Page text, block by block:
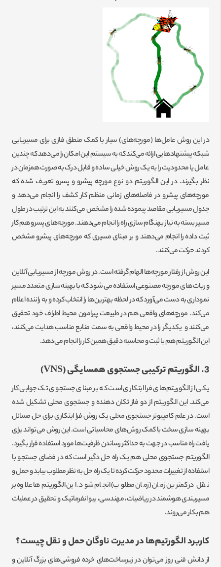
در این روش عامل‌ها (مورچه‌های) سیار با کمک منطق فازی برای مسیریابی
شبکه پیشنهادهایی ارائه می‌کند که به سیستم این امکان را می‌دهد که چندین
عامل یا محدودیت را به یک روش خیلی ساده و قابل درک به صورت همزمان در
نظر بگیرند. در این الگوریتم دو نوع مورچه پیشرو و پسرو تعریف شده که
مورچه‌های پیشرو در فاصله‌های زمانی منظم کار کشف را انجام می‌دهد و
جدول مسیریابی مقاصد پیموده شده را مشخص می‌کنند به این ترتیب در طول
مسیر بسته به نیاز بهنگام سازی راه را انجام می‌دهند. مورچه‌های پسرو هم کار
ثبت داده را انجام می‌دهند و بر مبنای مسیری که مورچه‌های پیشرو مشخص
کردند حرکت می‌کنند.
این روش از رفتار مورچه‌ها الهام گرفته است. در روش مورچه از مسیریابی آنلاین
و ربات‌های مورچه مصنوعی استفاده می‌شود که با بهینه‌سازی متعدد مسیر
نموداری به دست می‌آورد که در لحظه بهترین‌ها را انتخاب کرده و به راننده اعلام
می‌کند. مورچه‌های واقعی هم در طبیعت پیرامون محیط اطراف خود تحقیق
می‌کنند و یکدیگر را در محیط واقعی به سمت منابع مناسب هدایت می‌کنند،
این الگوریتم هم با ثبت و محاسبه دقیق همین کار را انجام می‌دهد.
3. الگوریتم ترکیبی جستجوی همسایگی ( VNS
)
یکی از الگوریتم‌های فرا ابتکاری است که بر مبنای جستجوی تک جوابی کار
می‌کند. این الگوریتم از دو فاز تکان دهنده و جستجوی محلی تشکیل شده
است. در علم کامپیوتر جستجوی محلی یک روش فرا ابتکاری برای حل مسائل
بهینه سازی سخت با کمک روش‌های محاسباتی است. این روش می‌تواند برای
یافت راه مناسب در جهت به حداکثر رساندن ظرفیت‌ها مورد استفاده قرار بگیرد.
الگوریتم جستجوی محلی هم یک راه حل دگیر است که در فضای جستجو با
استفاده از تغییرات محدود حرکت کرده تا یک راه حل به نظر مطلوب بیابد و حمل و
نقل در کمترین زمان (زمان مطلوب) انجام شود. این الگوریتم‌ها علاوه بر
مسیربندی هوشمند در ریاضیات، مهندسی، بیو انفرماتیک و تحقیق در عملیات
هم بکار می‌روند.
کاربرد الگورتیم‌ها در مدیرت ناوگان حمل و نقل چیست؟
از دانش فنی روز می‌توان در زیرساخت‌های خرده فروشی‌های بزرگ آنلاین و